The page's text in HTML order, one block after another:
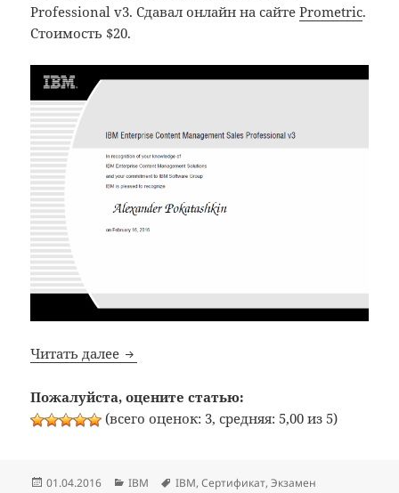
Professional v3. Сдавал онлайн на сайтеPrometric.
Стоимость $20.
Читать далее IBM: получил статус IBM Enterprise
Пожалуйста, оцените статью:
(всего оценок: 3, средняя: 5,00 из 5)
Опубликовано
01.04.2016 Рубрики
IBM Метки
IBM,Сертификат,Экзамен